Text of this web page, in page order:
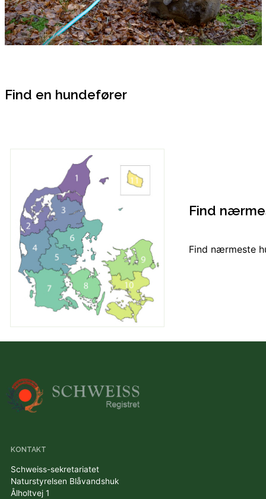
Find en hundefører
Find
Find nærmeste
KONTAKT
Schweiss-sekretariatet
Naturstyrelsen Blåvandshuk
Ålholtvej 1